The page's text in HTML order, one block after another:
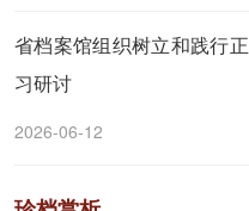
省档案馆组织树立和践行
习研讨
2026-06-12